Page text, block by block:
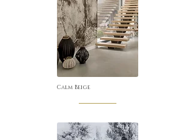
Calm Beige